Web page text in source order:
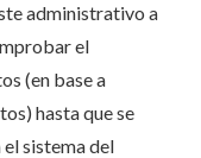
administrativo a
el
(en base a
hasta que se
sistema del